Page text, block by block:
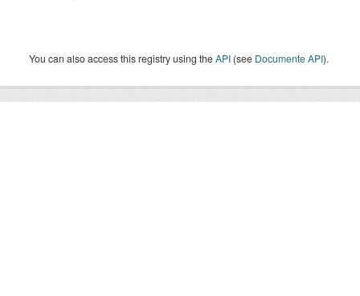
You can also access this registry using theAPI (see Documente API).